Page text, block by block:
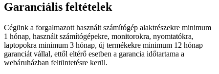
Garanciális feltételek
Cégünk a forgalmazott használt számítógép alaktrészekre minimum
1 hónap, használt számítógépekre, monitorokra, nyomtatókra,
laptopokra minimum 3 hónap, új termékekre minimum 12 hónap
garanciát vállal, ettől eltérő esetben a garancia időtartama a
webáruházban feltüntetésre kerül.